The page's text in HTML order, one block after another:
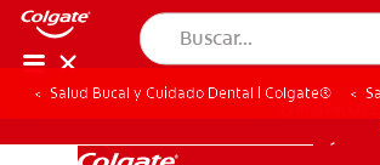
PARA
Salud Bucal y Cuidado Dental | Colgate®